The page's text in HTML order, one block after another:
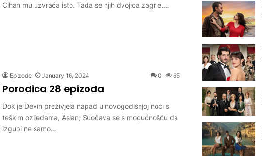
Cihan mu uzvraća isto. Tada se njih dvojica zagrle.…
Epizode January 16, 2024 0 65
Porodica 28 epizoda
Dok je Devin preživjela napad u novogodišnjoj noći s
teškim ozljedama, Aslan; Suočava se s mogućnošću da
izgubi ne samo…